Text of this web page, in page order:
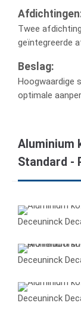
Twee
geïntegreerde
Beslag:
Hoogwaardige
optimale
Aluminium
Standard -
Deceuninck
Deceuninck
Deceuninck